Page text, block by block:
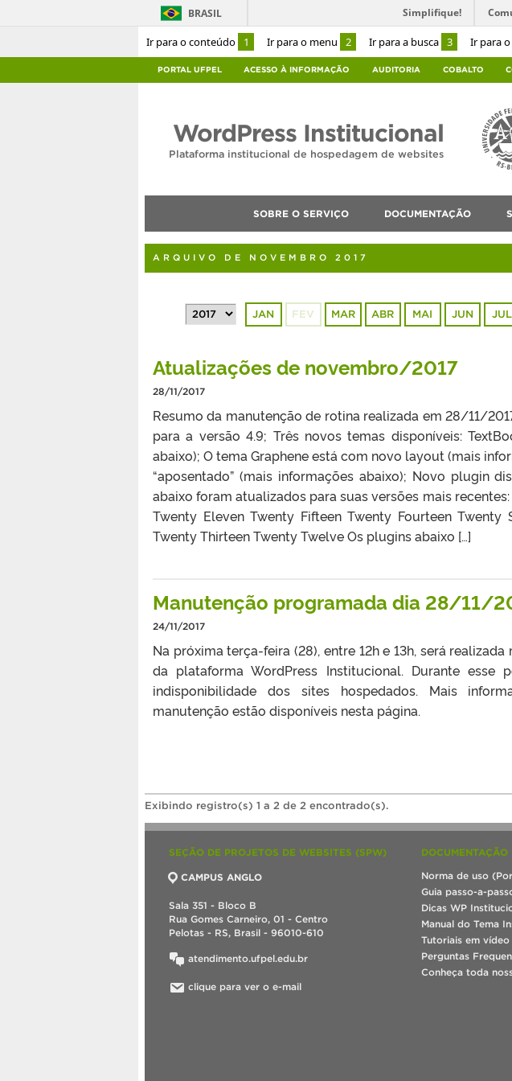
Ir para o conteúdo 1 Ir para o menu 2 Ir para a busca 3 Ir para
BRASIL Simplifique!
PORTAL UFPEL ACESSO À INFORMAÇÃO AUDITORIA COBALTO
WordPress Institucional
Plataforma institucional de hospedagem de websites
SOBRE O SERVIÇO DOCUMENTAÇÃO
ARQUIVO DE NOVEMBRO 2017
JAN FEV MAR ABR MAI JUN JUL
Atualizações de novembro/2017
28/11/2017
Resumo da manutenção de rotina realizada em 28/11/
para a versão 4.9; Três novos temas disponíveis:
abaixo); O tema Graphene está com novo layout (mais
“aposentado” (mais informações abaixo); Novo plugin
abaixo foram atualizados para suas versões mais
Twenty Eleven Twenty Fifteen Twenty Fourteen Twenty
Twenty Thirteen Twenty Twelve Os plugins abaixo […]
Manutenção programada dia 28/11/
24/11/2017
Na próxima terça-feira (28), entre 12h e 13h, será
da plataforma WordPress Institucional. Durante esse
indisponibilidade dos sites hospedados. Mais
manutenção estão disponíveis nesta página.
Exibindo registro(s) 1 a 2 de 2 encontrado(s).
SEÇÃO DE PROJETOS DE WEBSITES (SPW)
CAMPUS ANGLO
Sala 351 - Bloco B
Rua Gomes Carneiro, 01 - Centro
Pelotas - RS, Brasil - 96010-610
atendimento.ufpel.edu.br
clique para ver o e-mail
DOCUMENTAÇÃO
Norma de uso
Guia passo-a-
Dicas WP
Manual do Tema
Tutoriais em vídeo
Perguntas
Conheça toda